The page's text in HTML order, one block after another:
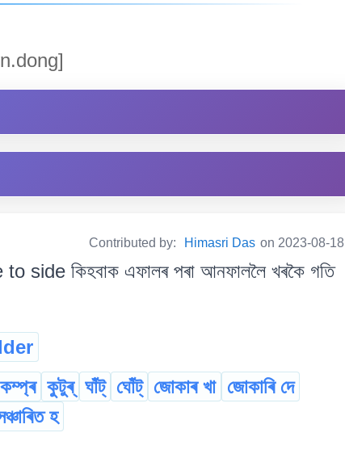
Contributed by: Himasri Das on 2023-08-18
কিহবাক এফালৰ পৰা আনফাললৈ খৰকৈ গতি
কম্প্ৰ কুটুৰ্ ঘাঁট্ ঘোঁট্ জোকাৰ খা জোকাৰি দে
হ